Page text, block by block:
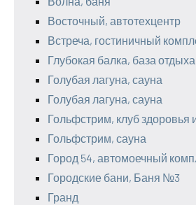
Восточный, автотехцентр
Встреча, гостиничный
Глубокая балка, база отдыха
Голубая лагуна, сауна
Голубая лагуна, сауна
Гольфстрим, клуб здоровья
Гольфстрим, сауна
Город 54, автомоечный
Городские бани, Баня №3
Гранд